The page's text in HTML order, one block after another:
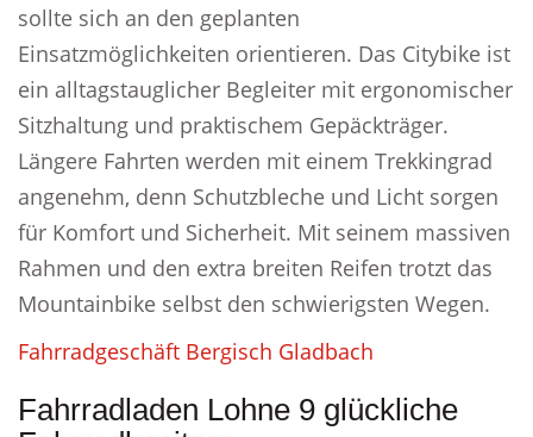
sollte sich an den geplanten
Einsatzmöglichkeiten orientieren. Das Citybike ist
ein alltagstauglicher Begleiter mit ergonomischer
Sitzhaltung und praktischem Gepäckträger.
Längere Fahrten werden mit einem Trekkingrad
angenehm, denn Schutzbleche und Licht sorgen
für Komfort und Sicherheit. Mit seinem massiven
Rahmen und den extra breiten Reifen trotzt das
Mountainbike selbst den schwierigsten Wegen.
Fahrradgeschäft Bergisch Gladbach
Fahrradladen Lohne 9 glückliche